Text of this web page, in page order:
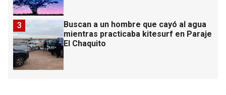
Buscan a un hombre que cayó al agua
mientras practicaba kitesurf en Paraje
El Chaquito
3